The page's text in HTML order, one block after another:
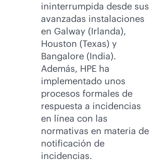
ininterrumpida desde sus
avanzadas instalaciones
en Galway (Irlanda),
Houston (Texas) y
Bangalore (India).
Además, HPE ha
implementado unos
procesos formales de
respuesta a incidencias
en línea con las
normativas en materia de
notificación de
incidencias.